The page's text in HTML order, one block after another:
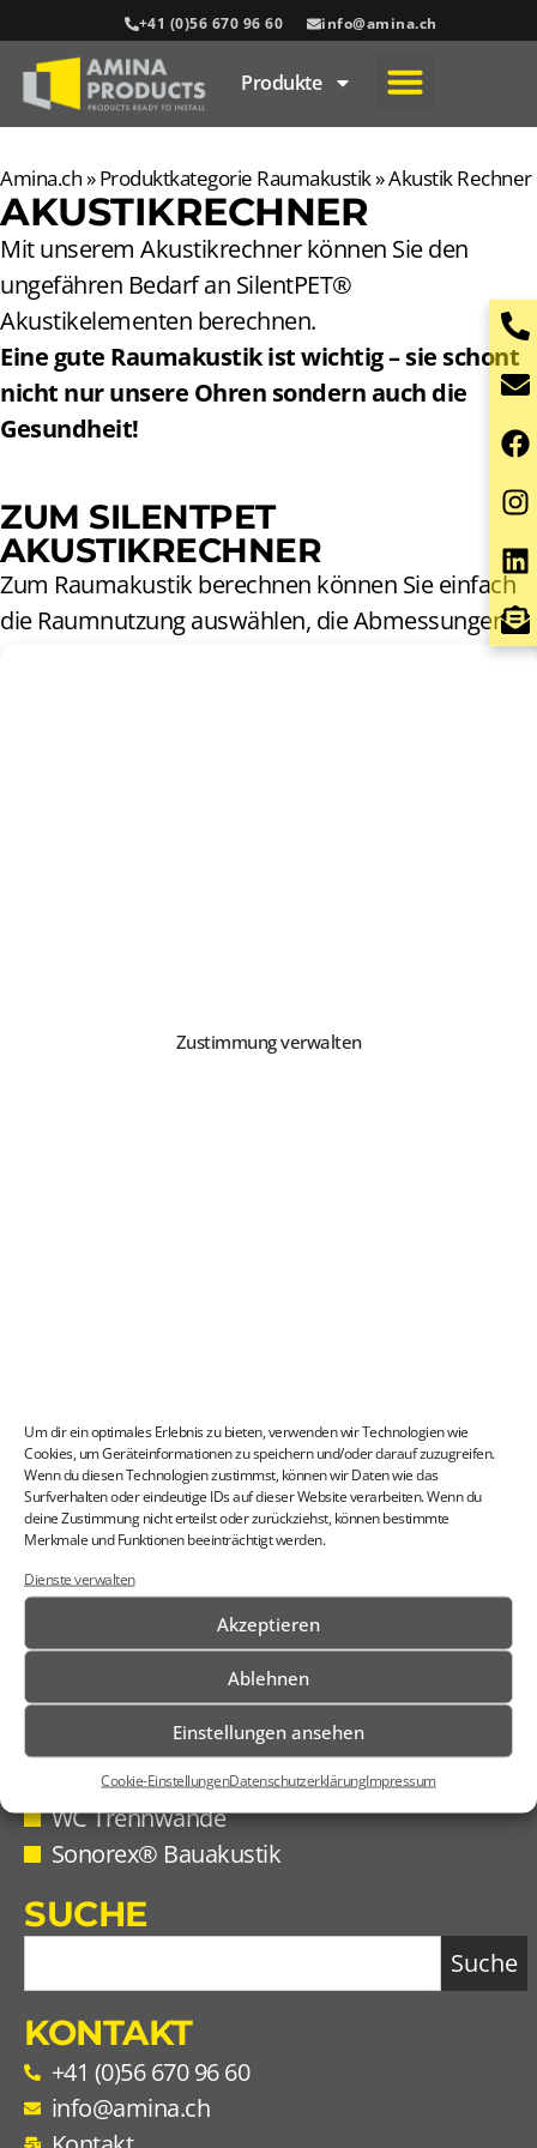
Zustimmung verwalten
Um dir ein optimales Erlebnis zu bieten, verwenden wir Technologien wie
Cookies, um Geräteinformationen zu speichern und/oder darauf zuzugreifen.
Wenn du diesen Technologien zustimmst, können wir Daten wie das
Surfverhalten oder eindeutige IDs auf dieser Website verarbeiten. Wenn du
deine Zustimmung nicht erteilst oder zurückziehst, können bestimmte
Merkmale und Funktionen beeinträchtigt werden.
Dienste verwalten
Akzeptieren
Ablehnen
Einstellungen ansehen
Cookie-EinstellungenDatenschutzerklärungImpressum
+41 (0)56 670 96 60 info@amina.ch
Produkte
Amina.ch»Produktkategorie Raumakustik»Akustik Rechner
AKUSTIKRECHNER
Mit unserem Akustikrechner können Sie den
ungefähren Bedarf an SilentPET®
Akustikelementen berechnen.
Eine gute Raumakustik ist wichtig – sie schont
nicht nur unsere Ohren sondern auch die
Gesundheit!
ZUM SILENTPET
AKUSTIKRECHNER
Zum Raumakustik berechnen können Sie einfach
die Raumnutzung auswählen, die Abmessungen
Raumakustik auf silentpet.com
AKUSTIKGRENZWERTE SUVA
Im PDF Format
Download
PRODUKTE
Raumakustik Produkte
Trennwandsysteme
WC Trennwände
Sonorex® Bauakustik
KONTAKT
+41 (0)56 670 96 60
info@amina.ch
SUCHE
Suche